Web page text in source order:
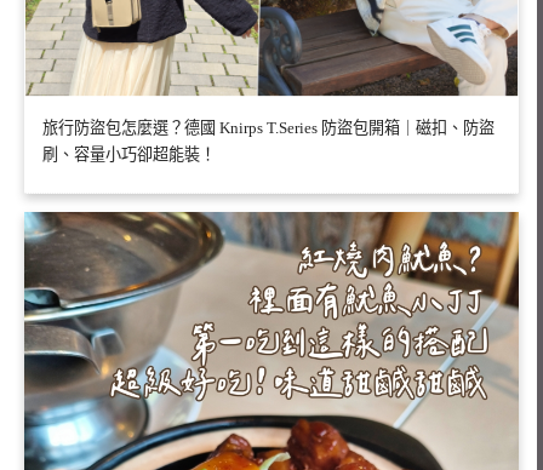
旅行防盜包怎麼選？德國 Knirps T.Series 防盜包開箱｜磁扣、防盜
刷、容量小巧卻超能裝！